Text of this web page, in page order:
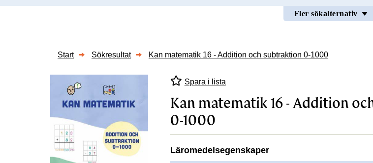
Fler sökalternativ
Start Sökresultat Kan matematik 16 - Addition och subtraktion 0-1000
Spara i lista
Kan matematik 16 - Addition
0-1000
Läromedelsegenskaper